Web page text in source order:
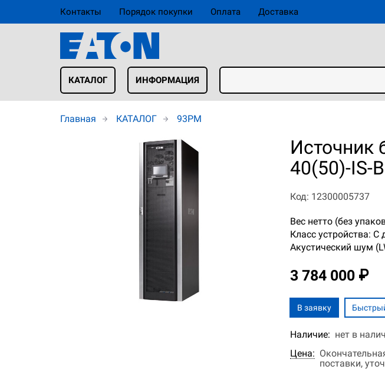
Контакты Порядок покупки Оплата Доставка
КАТАЛОГ ИНФОРМАЦИЯ
Главная КАТАЛОГ 93PM
Источник
40(50)-IS-
Код: 12300005737
Вес нетто (без
Класс устройства:
Акустический шум
3 784 000 ₽
В заявку
Наличие: нет в
Цена:
поставки,